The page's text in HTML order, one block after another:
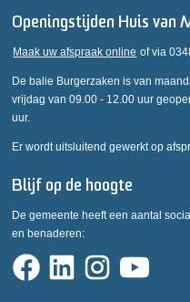
Openingstijden Huis van
Maak uw afspraak online of via
De balie Burgerzaken is van
vrijdag van 09.00 - 12.00 uur
uur.
Er wordt uitsluitend gewerkt op
Blijf op de hoogte
De gemeente heeft een aantal
en benaderen: